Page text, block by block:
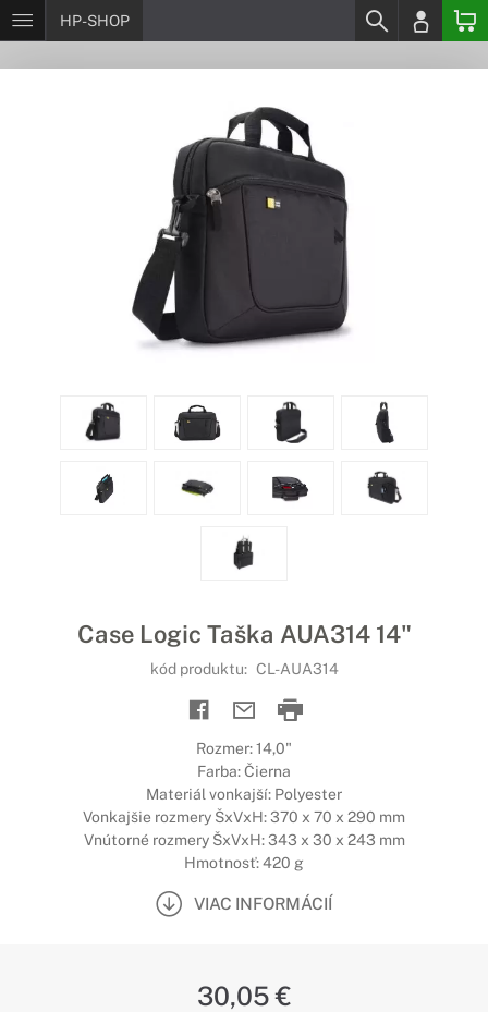
HP-SHOP
Case Logic Taška AUA314 14"
kód produktu: CL-AUA314
Rozmer: 14,0"
Farba: Čierna
Materiál vonkajší: Polyester
Vonkajšie rozmery ŠxVxH: 370 x 70 x 290 mm
Vnútorné rozmery ŠxVxH: 343 x 30 x 243 mm
Hmotnosť: 420 g
VIAC INFORMÁCIÍ
30,05 €